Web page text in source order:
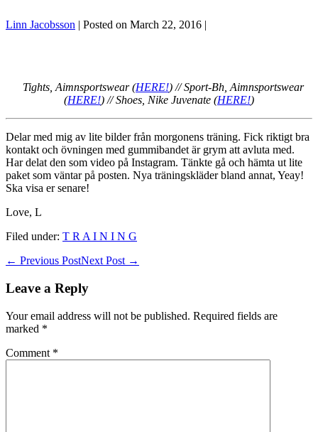
Linn Jacobsson | Posted on March 22, 2016 |
Tights, Aimnsportswear (HERE!) // Sport-Bh, Aimnsportswear
(HERE!) // Shoes, Nike Juvenate (HERE!)
Delar med mig av lite bilder från morgonens träning. Fick riktigt bra
kontakt och övningen med gummibandet är grym att avluta med.
Har delat den som video på Instagram. Tänkte gå och hämta ut lite
paket som väntar på posten. Nya träningskläder bland annat, Yeay!
Ska visa er senare!
Love, L
Filed under: T R A I N I N G
Post
← Previous PostNext Post →
Leave a Reply
Your email address will not be published. Required fields are
marked *
Comment *